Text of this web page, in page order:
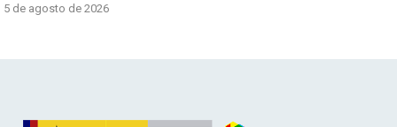
5 de agosto de 2026